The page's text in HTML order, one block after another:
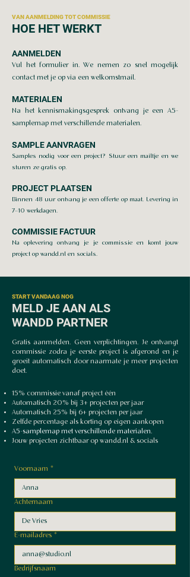
VAN AANMELDING TOT COMMISSIE
HOE HET WERKT
AANMELDEN
Vul het formulier in. We nemen zo snel mogelijk
contact met je op via een welkomstmail.
MATERIALEN
Na het kennismakingsgesprek ontvang je een A5-
samplemap met verschillende materialen.
SAMPLE AANVRAGEN
Samples nodig voor een project? Stuur een mailtje en we
sturen ze gratis op.
PROJECT PLAATSEN
Binnen 48 uur ontvang je een offerte op maat. Levering in
7–10 werkdagen.
COMMISSIE FACTUUR
Na oplevering ontvang je je commissie en komt jouw
project op wandd.nl en socials.
START VANDAAG NOG
MELD JE AAN ALS
WANDD PARTNER
Gratis aanmelden. Geen verplichtingen. Je ontvangt
commissie zodra je eerste project is afgerond en je
groeit automatisch door naarmate je meer projecten
doet.
15% commissie vanaf project één
Automatisch 20% bij 3+ projecten per jaar
Automatisch 25% bij 6+ projecten per jaar
Zelfde percentage als korting op eigen aankopen
A5-samplemap met verschillende materialen.
Jouw projecten zichtbaar op wandd.nl & socials
Voornaam *
Achternaam
E-mailadres *
Bedrijfsnaam